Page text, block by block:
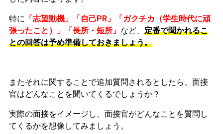
特に 「志望動機」「自己PR」「ガクチカ（学生時代に頑
張ったこと）」「長所・短所」 など、 定番で聞かれるこ
との回答は予め準備しておきましょう。
またそれに関することで追加質問されるとしたら、面接
官はどんなことを聞いてくるでしょうか？
実際の面接をイメージし、面接官がどんなことを質問し
てくるかを想像してみましょう。